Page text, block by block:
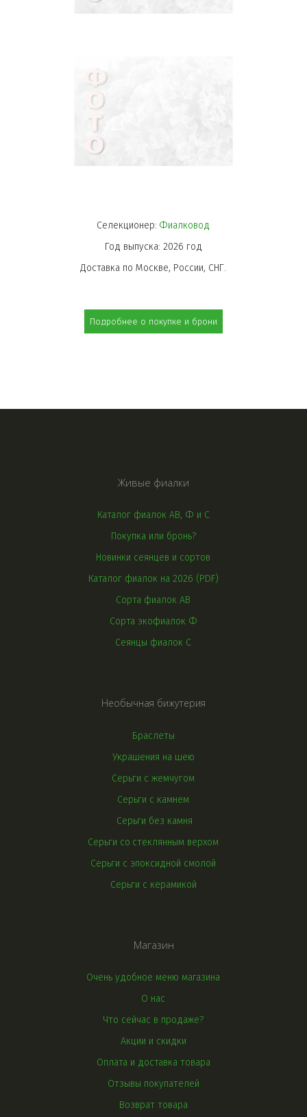
СЕРЬГИ ИЗ
СЕРЬГИ
Селекционер: Фиалковод
Год выпуска: 2026 год
Доставка по Москве, России, СНГ.
Подробнее о покупке и брони
Живые фиалки
Каталог фиалок АВ, Ф и С
Покупка или бронь?
Новинки сеянцев и сортов
Каталог фиалок на 2026 (PDF)
Сорта фиалок АВ
Сорта экофиалок Ф
Сеянцы фиалок С
Необычная бижутерия
Браслеты
Украшения на шею
Серьги с жемчугом
Серьги с камнем
Серьги без камня
Серьги со стеклянным верхом
Серьги с эпоксидной смолой
Серьги с керамикой
Магазин
Очень удобное меню магазина
О нас
Что сейчас в продаже?
Акции и скидки
Оплата и доставка товара
Отзывы покупателей
Возврат товара